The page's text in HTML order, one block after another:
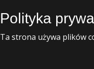
Zakopiańska 4, 05-120
Polityka
Ta strona używa plików